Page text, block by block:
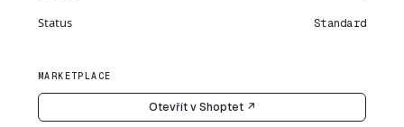
Status Standard
MARKETPLACE
Otevřít v Shoptet ↗